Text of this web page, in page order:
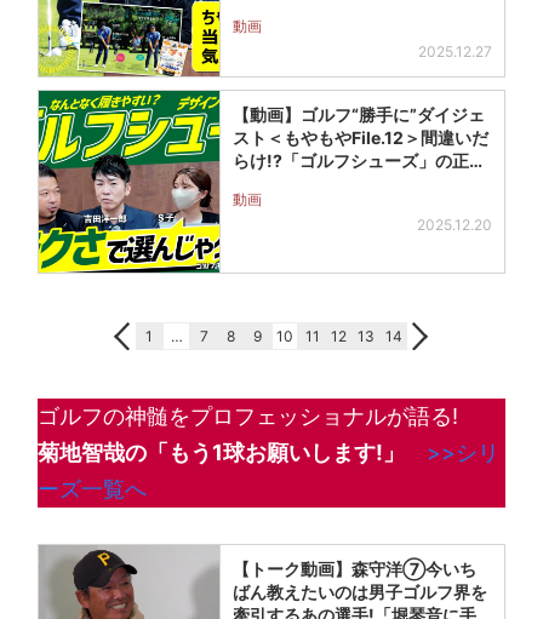
動画
2025.12.27
【動画】ゴルフ“勝手に”ダイジェ
スト＜もやもやFile.12＞間違いだ
らけ!?「ゴルフシューズ」の正…
動画
2025.12.20
1 … 7 8 9 10 11 12 13 14
ゴルフの神髄をプロフェッショナルが語る!
菊地智哉の「もう1球お願いします! 」
>>シリ
ーズ一覧へ
【トーク動画】森守洋⑦今いち
ばん教えたいのは男子ゴルフ界を
牽引するあの選手!「堀琴音に手